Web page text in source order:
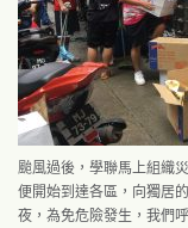
颱風過後，學聯馬上組織
便開始到達各區，向獨居
夜，為免危險發生，我們